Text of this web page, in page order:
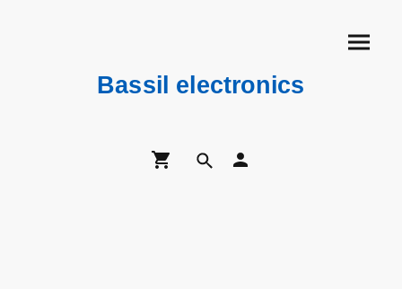
Bassil electronics